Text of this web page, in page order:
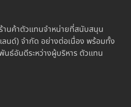
นค้าตัวแทนจำหน่ายที่สนับสนุน
นด์) จำกัด อย่างต่อเนื่อง พร้อมทั้ง
นธ์อันดีระหว่างผู้บริหาร ตัวแทน